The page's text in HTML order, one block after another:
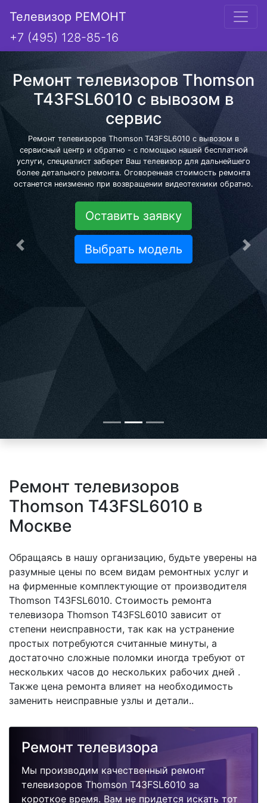
Телевизор РЕМОНТ
+7 (495) 128-85-16
Ремонт телевизоров Thomson
T43FSL6010 с вывозом в
сервис
Ремонт телевизоров Thomson T43FSL6010 с вывозом в
сервисный центр и обратно - с помощью нашей бесплатной
услуги, специалист заберет Ваш телевизор для дальнейшего
более детального ремонта. Оговоренная стоимость ремонта
останется неизменно при возвращении видеотехники обратно.
Оставить заявку
Выбрать модель
Предыдущая
Ремонт телевизоров
Thomson T43FSL6010 в
Москве
Обращаясь в нашу организацию, будьте уверены на
разумные цены по всем видам ремонтных услуг и
на фирменные комплектующие от производителя
Thomson T43FSL6010. Стоимость ремонта
телевизора Thomson T43FSL6010 зависит от
степени неисправности, так как на устранение
простых потребуются считанные минуты, а
достаточно сложные поломки иногда требуют от
нескольких часов до нескольких рабочих дней .
Также цена ремонта влияет на необходимость
заменить неисправные узлы и детали..
Ремонт телевизора
Мы производим качественный ремонт
телевизоров Thomson T43FSL6010 за
короткое время. Вам не придется искать тот